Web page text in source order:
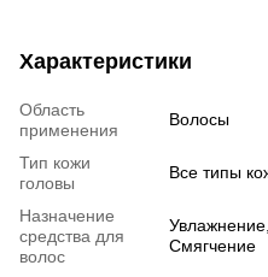
Характеристики
Область
применения
Волосы
Тип кожи
головы
Все типы
Назначение
средства для
волос
Смягчение